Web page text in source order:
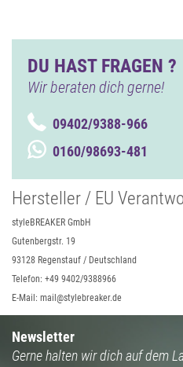
DU HAST FRAGEN ?
Wir beraten dich gerne!
09402/9388-966
0160/98693-481
Hersteller / EU
styleBREAKER GmbH
Gutenbergstr. 19
93128 Regenstauf / Deutschland
Telefon: +49 9402/9388966
E-Mail: mail@stylebreaker.de
Newsletter
Gerne halten wir dich auf dem